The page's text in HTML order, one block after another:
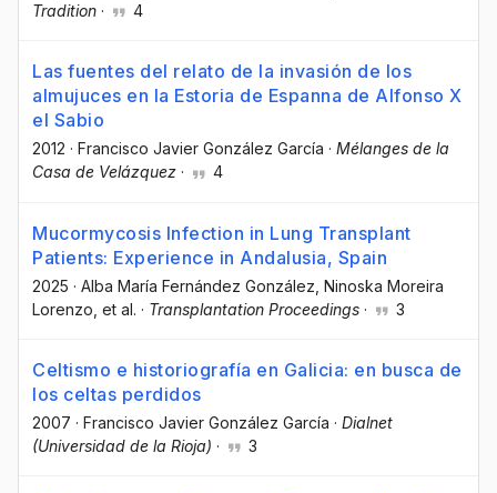
Tradition · 4
Las fuentes del relato de la invasión de los
almujuces en la Estoria de Espanna de Alfonso X
el Sabio
2012 · Francisco Javier González García · Mélanges de la
Casa de Velázquez · 4
Mucormycosis Infection in Lung Transplant
Patients: Experience in Andalusia, Spain
2025 · Alba María Fernández González , Ninoska Moreira
Lorenzo , et al. · Transplantation Proceedings · 3
Celtismo e historiografía en Galicia: en busca de
los celtas perdidos
2007 · Francisco Javier González García · Dialnet
(Universidad de la Rioja) · 3